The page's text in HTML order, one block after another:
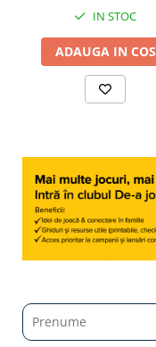
IN STOC
ADAUGA IN COS